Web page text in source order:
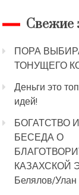
Свежие
ПОРА
ТОНУЩЕГО
Деньги это
идей!
БОГАТСТВО
БЕСЕДА О
КАЗАХСКОЙ
Белялов/